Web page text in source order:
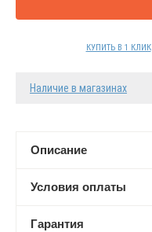
КУПИТЬ В 1 КЛИК
Наличие в магазинах
Описание
Условия оплаты
Гарантия